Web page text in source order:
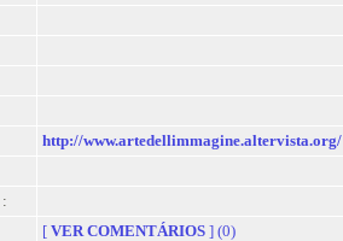
http://www.artedellimmagine.altervista.org/
[ VER COMENTÁRIOS ] (0)